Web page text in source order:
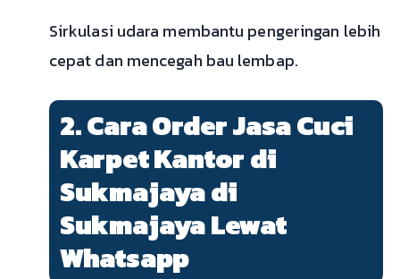
Sirkulasi udara membantu pengeringan lebih
cepat dan mencegah bau lembap.
2. Cara Order Jasa Cuci
Karpet Kantor di
Sukmajaya di
Sukmajaya Lewat
Whatsapp